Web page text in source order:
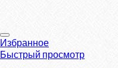
Избранное
Быстрый просмотр